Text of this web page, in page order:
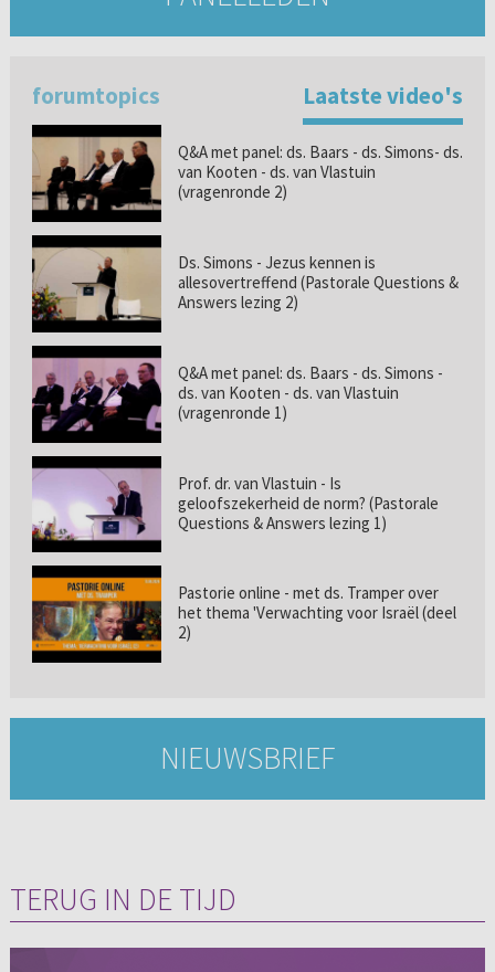
forumtopics Laatste video's
Q&A met panel: ds. Baars - ds. Simons- ds.
van Kooten - ds. van Vlastuin
(vragenronde 2)
Ds. Simons - Jezus kennen is
allesovertreffend (Pastorale Questions &
Answers lezing 2)
Q&A met panel: ds. Baars - ds. Simons -
ds. van Kooten - ds. van Vlastuin
(vragenronde 1)
Prof. dr. van Vlastuin - Is
geloofszekerheid de norm? (Pastorale
Questions & Answers lezing 1)
Pastorie online - met ds. Tramper over
het thema 'Verwachting voor Israël (deel
2)
NIEUWSBRIEF
TERUG IN DE TIJD